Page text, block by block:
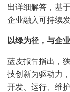
出详细解答，基
企业融入可持续
以绿为径，与企
蓝皮报告指出，
技创新为驱动力
开发、运行、维